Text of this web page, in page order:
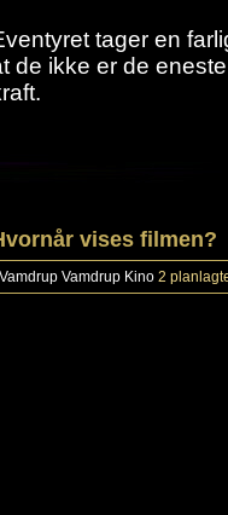
tager en
de ikke er de
vises filmen?
Vamdrup Vamdrup Kino 2